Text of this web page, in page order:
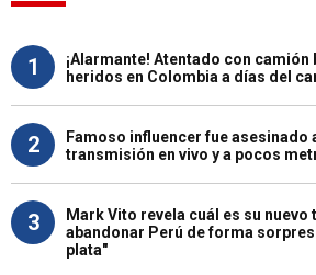
1
¡Alarmante! Atentado con camión
heridos en Colombia a días del
2
Famoso influencer fue asesinado
transmisión en vivo y a pocos
3
Mark Vito revela cuál es su nuevo
abandonar Perú de forma
plata"